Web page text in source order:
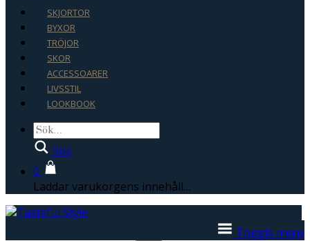
SKJORTOR
BYXOR
TRÖJOR
SKOR
ACCESSOARER
LIVSSTIL
LOOKBOOK
Sök
0
Laddar varukorgens innehåll…
Toggla meny